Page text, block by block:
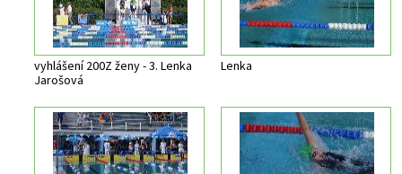
vyhlášení 200Z ženy - 3. Lenka
Jarošová
Lenka